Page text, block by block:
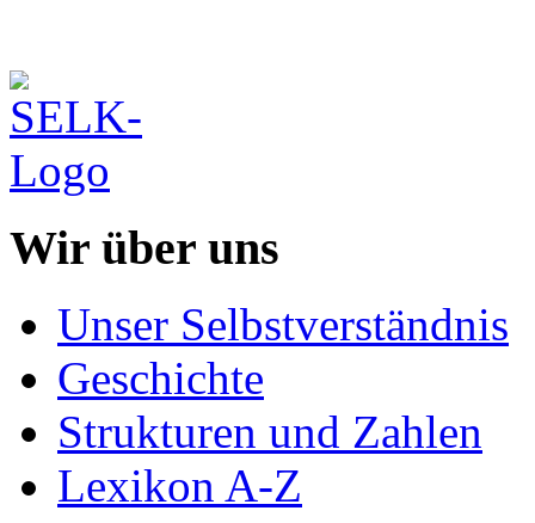
Wir über uns
Unser Selbstverständnis
Geschichte
Strukturen und Zahlen
Lexikon A-Z